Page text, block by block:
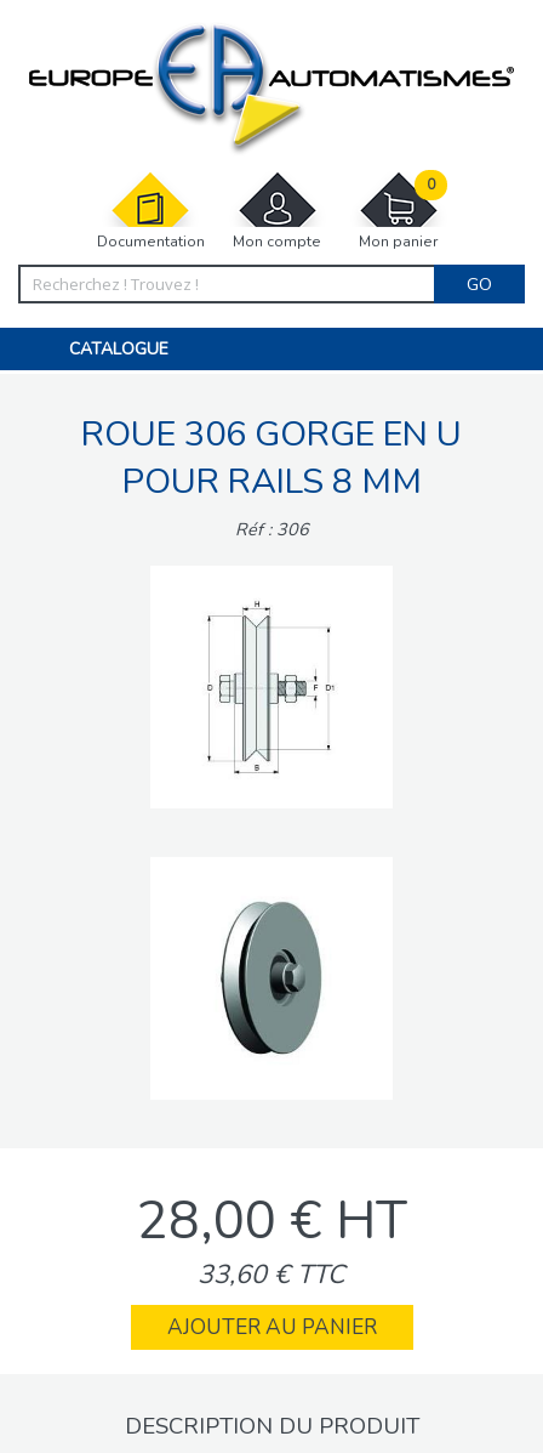
Documentation Mon compte Mon panier
0
GO
CATALOGUE
MOTORISATIONS
ACCESSOIRES ET ELECTRONIQUES
INTERPHONES VISIOPHONES
ROUE 306 GORGE EN U
POUR RAILS 8 MM
Réf : 306
28,00 € HT
33,60 € TTC
AJOUTER AU PANIER
DESCRIPTION DU PRODUIT